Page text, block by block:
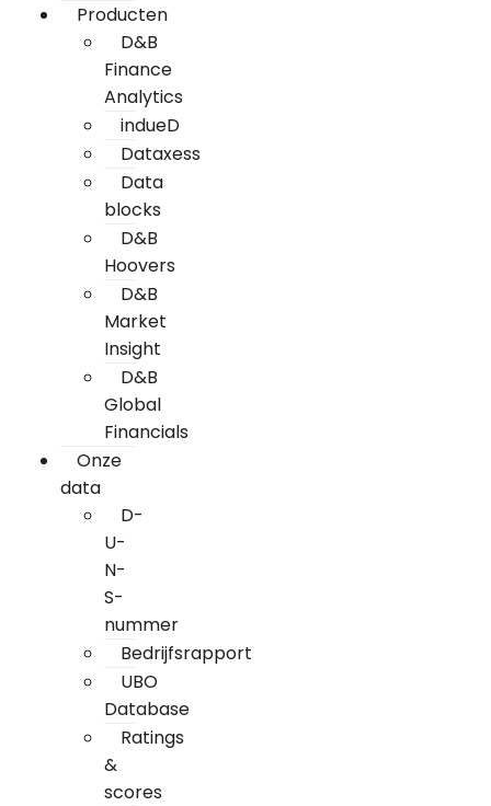
Producten
D&B
Finance
Analytics
indueD
Dataxess
Data
blocks
D&B
Hoovers
D&B
Market
Insight
D&B
Global
Financials
Onze
data
D-
U-
N-
S-
nummer
Bedrijfsrapport
UBO
Database
Ratings
&
scores